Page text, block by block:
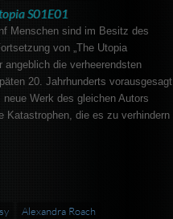
S01E01
Menschen sind im Besitz des
von „The Utopia
angeblich die verheerendsten
20. Jahrhunderts vorausgesagt
Werk des gleichen Autors
Katastrophen, die es zu verhindern
Alexandra Roach